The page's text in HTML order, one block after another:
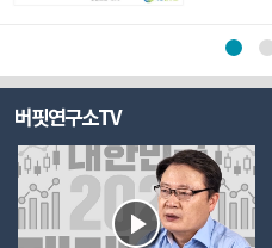
고 목표주
칼의 전일
권 애널리
버핏연구소TV